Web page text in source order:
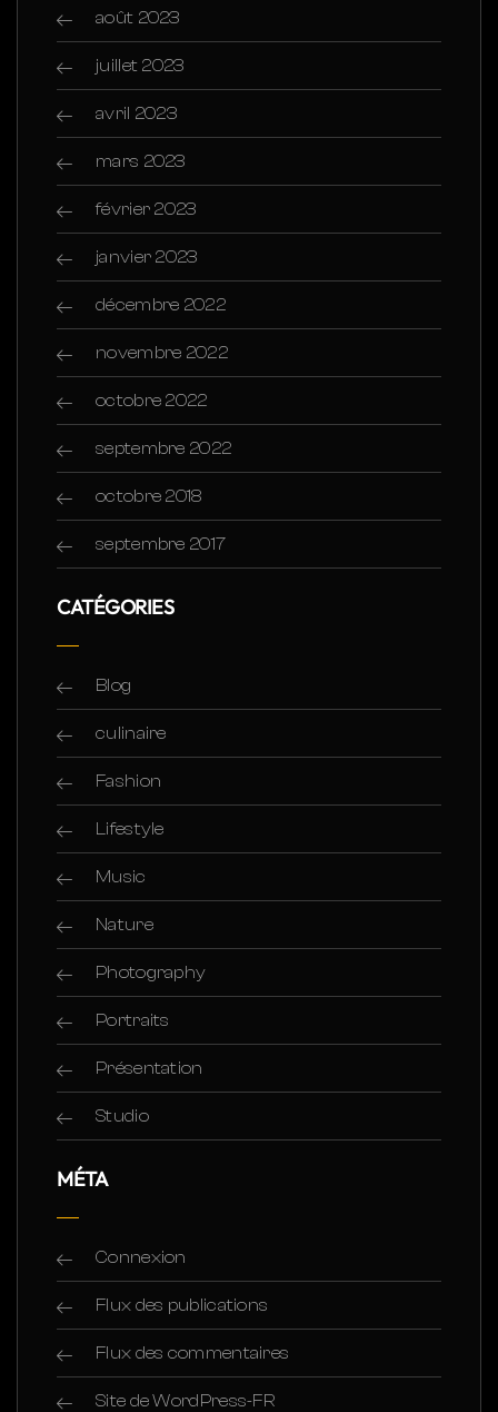
août 2023
juillet 2023
avril 2023
mars 2023
février 2023
janvier 2023
décembre 2022
novembre 2022
octobre 2022
septembre 2022
octobre 2018
septembre 2017
CATÉGORIES
Blog
culinaire
Fashion
Lifestyle
Music
Nature
Photography
Portraits
Présentation
Studio
MÉTA
Connexion
Flux des publications
Flux des commentaires
Site de WordPress-FR